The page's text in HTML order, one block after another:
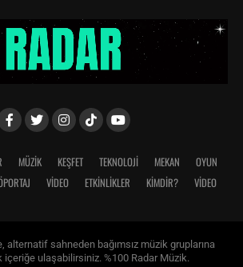
MÜZİK KEŞFET TEKNOLOJİ MEKAN
OYUN
VİDEO ETKİNLİKLER KİMDİR? VIDEO
alternatif sahneden bağımsız müzik gruplarına
içeriğe ulaşabilirsiniz. %100 Radar Müzik.